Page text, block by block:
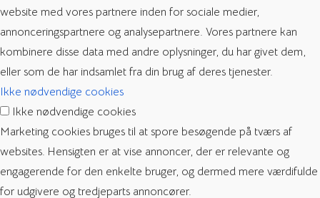
website med vores partnere inden for sociale medier,
annonceringspartnere og analysepartnere. Vores partnere kan
kombinere disse data med andre oplysninger, du har givet dem,
eller som de har indsamlet fra din brug af deres tjenester.
Ikke nødvendige cookies
Ikke nødvendige cookies
Marketing cookies bruges til at spore besøgende på tværs af
websites. Hensigten er at vise annoncer, der er relevante og
engagerende for den enkelte bruger, og dermed mere værdifulde
for udgivere og tredjeparts annoncører.